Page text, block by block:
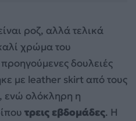
ροζ, αλλά τελικά
χρώμα του
δουλειές
με leather skirt από τους
ενώ ολόκληρη η
τρεις εβδομάδες. Η